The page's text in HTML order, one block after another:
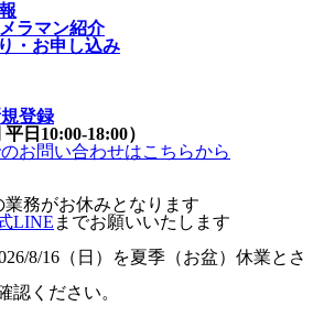
ラマン紹介
・お申し込み
登録
平日10:00-18:00）
お問い合わせはこちらから
務がお休みとなります
LINE までお願いいたします
8/16（日）を夏季（お盆）休業とさ
認ください。